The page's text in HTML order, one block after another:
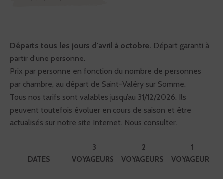
Départs tous les jours d'avril à octobre. Départ garanti à
partir d'une personne.
Prix par personne en fonction du nombre de personnes
par chambre, au départ de Saint-Valéry sur Somme.
Tous nos tarifs sont valables jusqu’au 31/12/2026. Ils
peuvent toutefois évoluer en cours de saison et être
actualisés sur notre site Internet. Nous consulter.
DATES
3
VOYAGEURS
2
VOYAGEURS
1
VOYAGEUR